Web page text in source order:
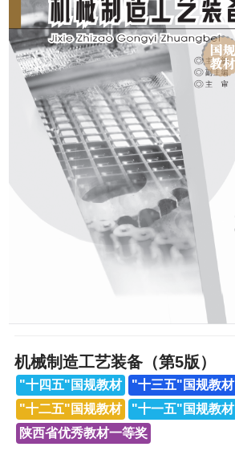
机械制造工艺装备（第5版）
"十四五"国规教材
"十三五"国规教材
"十二五"国规教材
"十一五"国规教材
陕西省优秀教材一等奖